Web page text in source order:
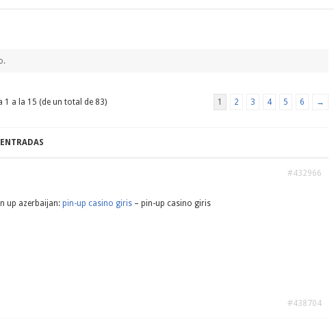
1 a la 15 (de un total de 83) 1 2 3 4 5 6 →
ENTRADAS
#432966
up azerbaijan: pin-up casino giris– pin-up casino giris
#438704